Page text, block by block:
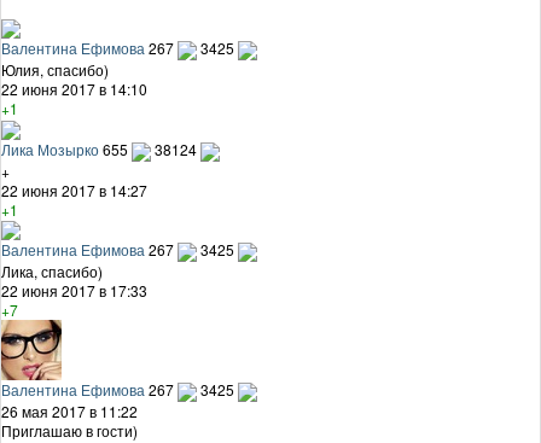
Валентина Ефимова 267
3425
Юлия, спасибо)
22 июня 2017 в 14:10
+1
Лика Мозырко655
38124
+
22 июня 2017 в 14:27
+1
Валентина Ефимова267
3425
Лика, спасибо)
22 июня 2017 в 17:33
+7
Валентина Ефимова 267
3425
26 мая 2017 в 11:22
Приглашаю в гости)